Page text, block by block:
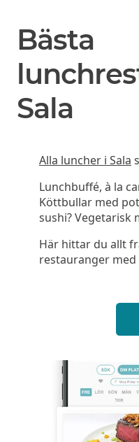
Bästa
Sala
Alla luncher i Sala
Lunchbuffé, à la
Köttbullar med
sushi? Vegetarisk
Här hittar du allt
restauranger